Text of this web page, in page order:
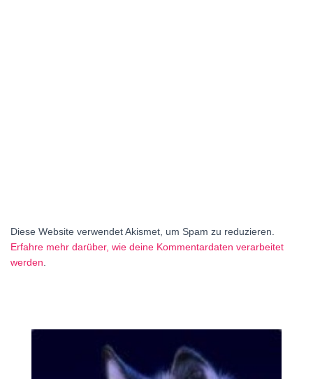
Diese Website verwendet Akismet, um Spam zu reduzieren.
Erfahre mehr darüber, wie deine Kommentardaten verarbeitet
werden.